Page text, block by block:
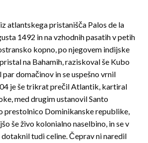
atlantskega pristanišča Palos de la
1492 in na vzhodnih pasatih v petih
kopno, po njegovem indijske
na Bahamih, raziskoval še Kubo
domačinov in se uspešno vrnil
je še trikrat prečil Atlantik, kartiral
med drugim ustanovil Santo
prestolnico Dominikanske republike,
še živo kolonialno naselbino, in se v
dotaknil tudi celine. Čeprav ni naredil